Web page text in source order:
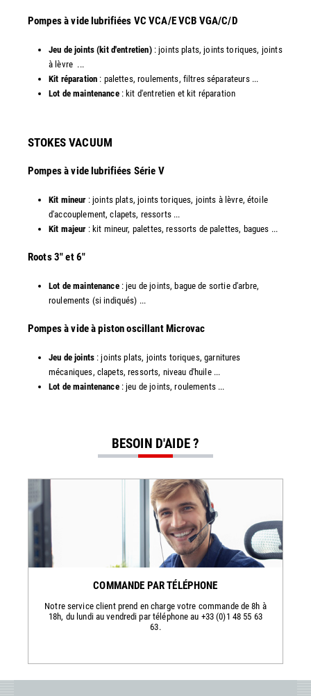
​Pompes à vide lubrifiées VC VCA/E VCB VGA/C/D
Jeu de joints (kit d'entretien) : joints plats, joints toriques, joints
à lèvre ...
Kit réparation : palettes, roulements, filtres séparateurs ...
Lot de maintenance: kit d'entretien et kit réparation​
STOKES VACUUM
Pompes à vide lubrifiées Série V
Kit mineur : joints plats, joints toriques, joints à lèvre, étoile
d'accouplement, clapets, ressorts ...
Kit majeur : kit mineur, palettes, ressorts de palettes, bagues ...
​Roots 3" et 6"
Lot de maintenance: jeu de joints, bague de sortie d'arbre,
roulements (si indiqués) ...
​​Pompes à vide à piston oscillant Microvac
Jeu de joints: joints plats, joints toriques, garnitures
mécaniques, clapets, ressorts, niveau d'huile ...
Lot de maintenance: jeu de joints, roulements ...
BESOIN D'AIDE ?
COMMANDE PAR TÉLÉPHONE
Notre service client prend en charge votre commande de 8h à
18h, du lundi au vendredi par téléphone au +33 (0)1 48 55 63
63.